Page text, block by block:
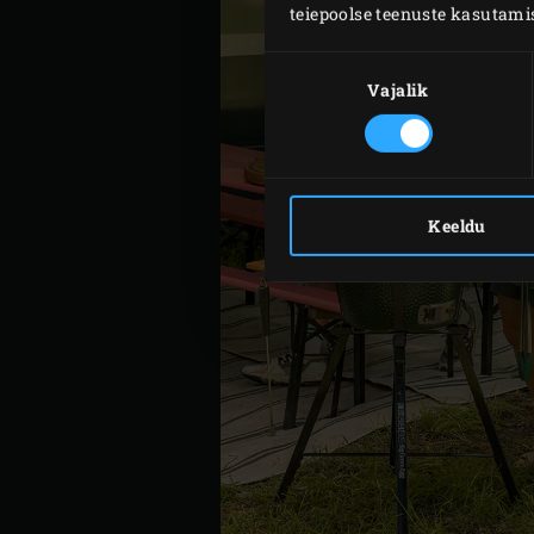
teiepoolse teenuste
Vajalik
Keeldu